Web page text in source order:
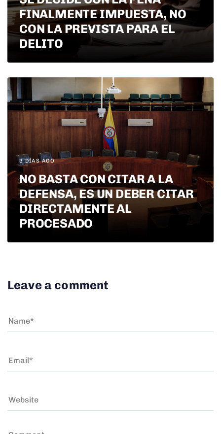
FINALMENTE IMPUESTA, NO
CON LA PREVISTA PARA EL
DELITO
3 DÍAS AGO
NO BASTA CON CITAR A LA
DEFENSA, ES UN DEBER CITAR
DIRECTAMENTE AL
PROCESADO
Leave a comment